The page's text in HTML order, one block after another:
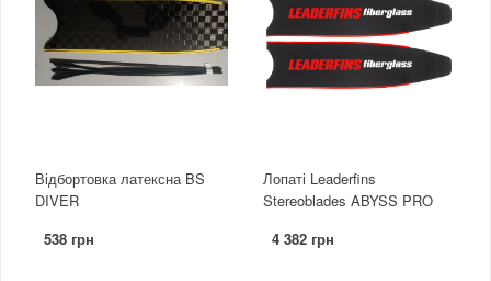
Відбортовка латексна BS
DIVER
538 грн
Лопаті Leaderfins
Stereoblades ABYSS PRO
4 382 грн